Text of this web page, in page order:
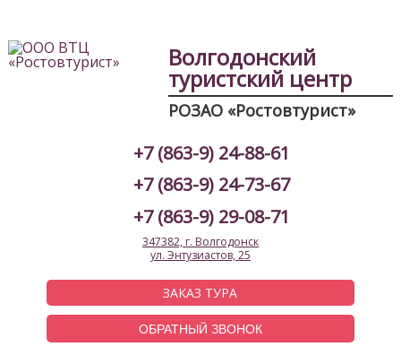
Волгодонский
туристский центр
РОЗАО «Ростовтурист»
ЗАКАЗ ТУРА
ОБРАТНЫЙ ЗВОНОК
+7 (863-9) 24-88-61
+7 (863-9) 24-73-67
+7 (863-9) 29-08-71
347382, г. Волгодонск
ул. Энтузиастов, 25